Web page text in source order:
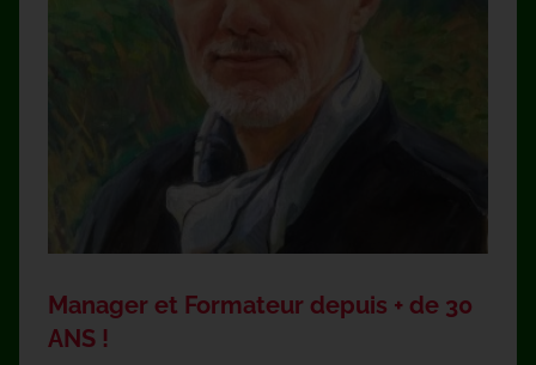
Manager et Formateur depuis + de 30
ANS !